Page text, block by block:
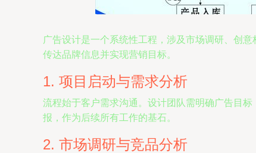
广告设计是一个系统性工程，涉及市场调研、创
传达品牌信息并实现营销目标。
1. 项目启动与需求分析
流程始于客户需求沟通。设计团队需明确广告目
报，作为后续所有工作的基石。
2. 市场调研与竞品分析